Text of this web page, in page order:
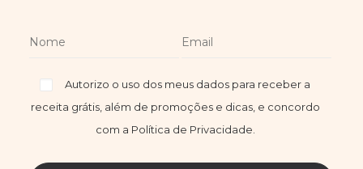
Autorizo o uso dos meus dados para receber a
receita grátis, além de promoções e dicas, e concordo
com a Política de Privacidade.